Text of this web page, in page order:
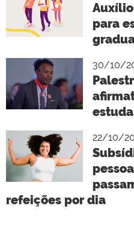
para
30/10/
22/10/
refeições por dia